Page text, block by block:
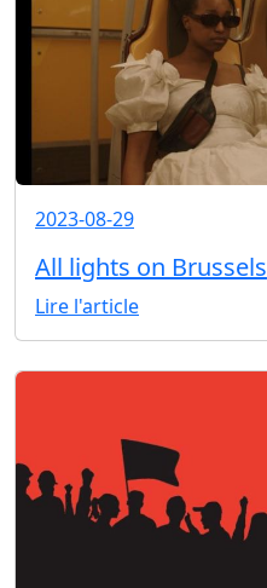
2023-08-29
All lights on Brussels
Lire l'article